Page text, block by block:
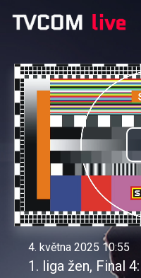
4. května 2025 10:55
1. liga žen, Final